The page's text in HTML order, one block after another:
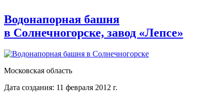
Водонапорная башня
в Солнечногорске, завод «Лепсе»
Московская область
Дата создания: 11 февраля 2012 г.